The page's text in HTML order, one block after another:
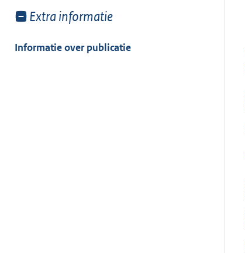
Toon
van:
Extra informatie
Informatie over publicatie